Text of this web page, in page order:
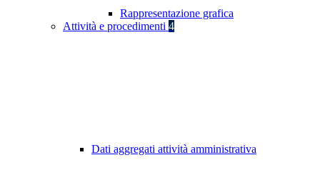
Rappresentazione grafica
Attività e procedimenti 4
Dati aggregati attività amministrativa